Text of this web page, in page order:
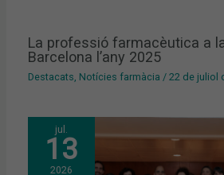
La professió farmacèutica a
Barcelona l’any 2025
Destacats Notícies farmàcia /22 de juliol
jul.
13
2026